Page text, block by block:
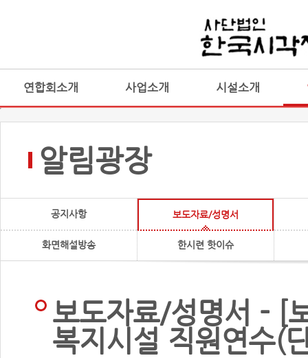
연합회소개 사업소개 시설소개
알림광장
공지사항 보도자료/성명서
화면해설방송 한시련 핫이슈
보도자료/성명서 - [
복지시설 직원연수(